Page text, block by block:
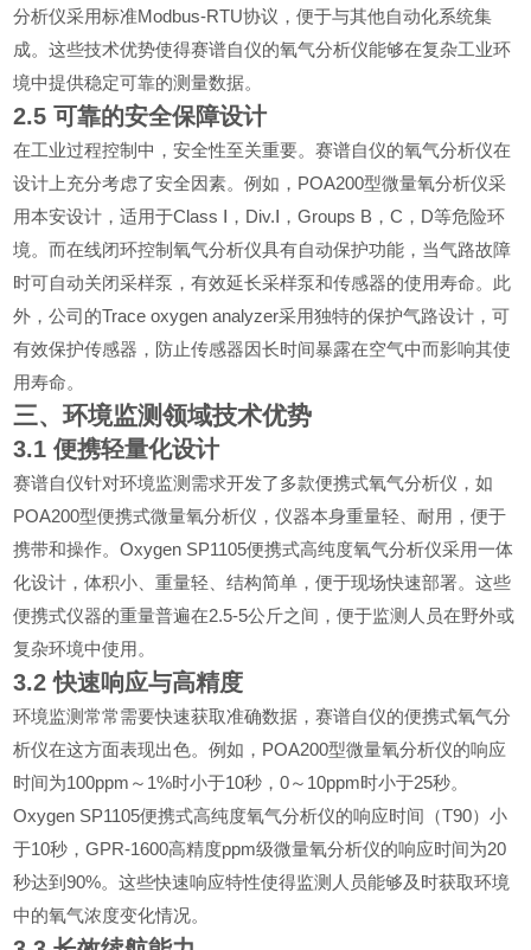
分析仪采用标准Modbus-RTU协议，便于与其他自动化系统集
成。这些技术优势使得赛谱自仪的氧气分析仪能够在复杂工业环
境中提供稳定可靠的测量数据。
2.5可靠的安全保障设计
在工业过程控制中，安全性至关重要。赛谱自仪的氧气分析仪在
设计上充分考虑了安全因素。例如， POA200型微量氧分析仪采
用本安设计，适用于Class Ⅰ ， Div.Ⅰ ，Groups B ，C ， D等危险环
境。而在线闭环控制氧气分析仪具有自动保护功能，当气路故障
时可自动关闭采样泵，有效延长采样泵和传感器的使用寿命。此
外，公司的Trace oxygen analyzer采用独特的保护气路设计，可
有效保护传感器，防止传感器因长时间暴露在空气中而影响其使
用寿命。
三、环境监测领域技术优势
3.1便携轻量化设计
赛谱自仪针对环境监测需求开发了多款便携式氧气分析仪，如
POA200型便携式微量氧分析仪，仪器本身重量轻、耐用，便于
携带和操作。Oxygen SP1105便携式高纯度氧气分析仪采用一体
化设计，体积小、重量轻、结构简单，便于现场快速部署。这些
便携式仪器的重量普遍在2.5-5公斤之间，便于监测人员在野外或
复杂环境中使用。
3.2快速响应与高精度
环境监测常常需要快速获取准确数据，赛谱自仪的便携式氧气分
析仪在这方面表现出色。例如， POA200型微量氧分析仪的响应
时间为100ppm ～ 1%时小于10秒，0～ 10ppm时小于25秒。
Oxygen SP1105便携式高纯度氧气分析仪的响应时间（T90）小
于10秒，GPR-1600高精度ppm级微量氧分析仪的响应时间为20
秒达到90%。这些快速响应特性使得监测人员能够及时获取环境
中的氧气浓度变化情况。